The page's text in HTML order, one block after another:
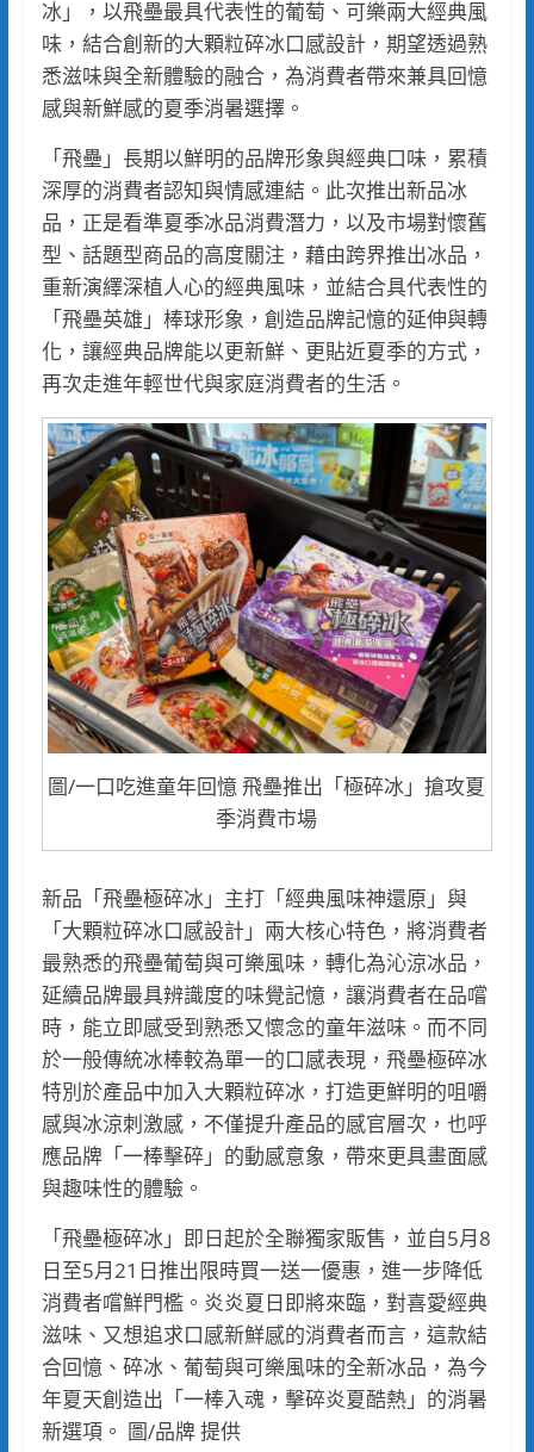
冰」，以飛壘最具代表性的葡萄、可樂兩大經典風
味，結合創新的大顆粒碎冰口感設計，期望透過熟
悉滋味與全新體驗的融合，為消費者帶來兼具回憶
感與新鮮感的夏季消暑選擇。
「飛壘」長期以鮮明的品牌形象與經典口味，累積
深厚的消費者認知與情感連結。此次推出新品冰
品，正是看準夏季冰品消費潛力，以及市場對懷舊
型、話題型商品的高度關注，藉由跨界推出冰品，
重新演繹深植人心的經典風味，並結合具代表性的
「飛壘英雄」棒球形象，創造品牌記憶的延伸與轉
化，讓經典品牌能以更新鮮、更貼近夏季的方式，
再次走進年輕世代與家庭消費者的生活。
圖/一口吃進童年回憶 飛壘推出「極碎冰」搶攻夏
季消費市場
新品「飛壘極碎冰」主打「經典風味神還原」與
「大顆粒碎冰口感設計」兩大核心特色，將消費者
最熟悉的飛壘葡萄與可樂風味，轉化為沁涼冰品，
延續品牌最具辨識度的味覺記憶，讓消費者在品嚐
時，能立即感受到熟悉又懷念的童年滋味。而不同
於一般傳統冰棒較為單一的口感表現，飛壘極碎冰
特別於產品中加入大顆粒碎冰，打造更鮮明的咀嚼
感與冰涼刺激感，不僅提升產品的感官層次，也呼
應品牌「一棒擊碎」的動感意象，帶來更具畫面感
與趣味性的體驗。
「飛壘極碎冰」即日起於全聯獨家販售，並自5月8
日至5月21日推出限時買一送一優惠，進一步降低
消費者嚐鮮門檻。炎炎夏日即將來臨，對喜愛經典
滋味、又想追求口感新鮮感的消費者而言，這款結
合回憶、碎冰、葡萄與可樂風味的全新冰品，為今
年夏天創造出「一棒入魂，擊碎炎夏酷熱」的消暑
新選項。 圖/品牌 提供